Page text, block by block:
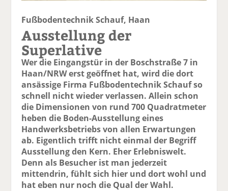
Fußbodentechnik Schauf, Haan
Ausstellung der
Superlative
Wer die Eingangstür in der Boschstraße 7 in
Haan/NRW erst geöffnet hat, wird die dort
ansässige Firma Fußbodentechnik Schauf so
schnell nicht wieder verlassen. Allein schon
die Dimensionen von rund 700 Quadratmeter
heben die Boden-Ausstellung eines
Handwerksbetriebs von allen Erwartungen
ab. Eigentlich trifft nicht einmal der Begriff
Ausstellung den Kern. Eher Erlebniswelt.
Denn als Besucher ist man jederzeit
mittendrin, fühlt sich hier und dort wohl und
hat eben nur noch die Qual der Wahl.